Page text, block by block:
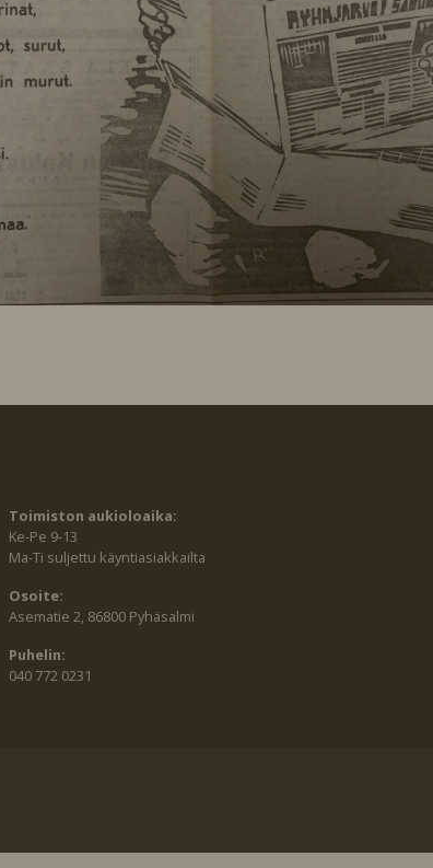
Toimiston aukioloaika:
Ke-Pe 9-13
Ma-Ti suljettu käyntiasiakkailta
Osoite:
Asematie 2, 86800 Pyhäsalmi
Puhelin:
040 772 0231